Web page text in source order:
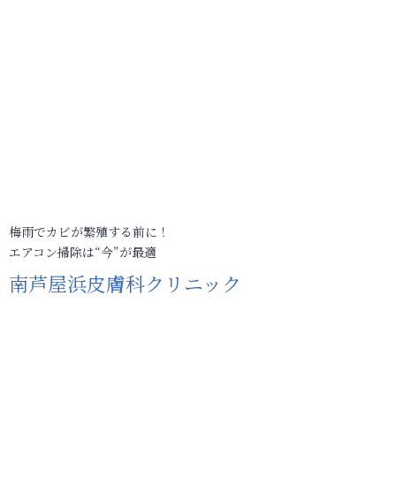
梅雨でカビが繁殖する前に！
エアコン掃除は“今”が最適
南芦屋浜皮膚科クリニック